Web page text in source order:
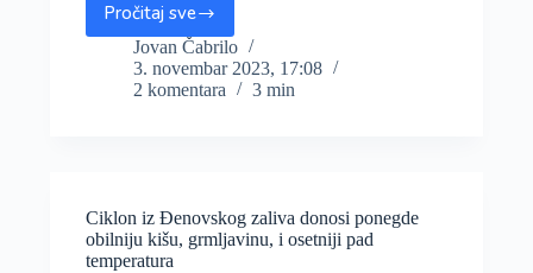
Pročitaj sve
Od
danas
možete
pratiti
našim
stranicama
Jovan Čabrilo
3. novembar 2023, 17:08
2 komentara
3 min
Ciklon iz Đenovskog zaliva donosi ponegde
obilniju kišu, grmljavinu, i osetniji pad
temperatura